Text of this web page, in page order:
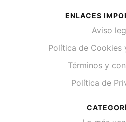
ENLACES
Aviso
Política de Cookies
Términos y
Política de